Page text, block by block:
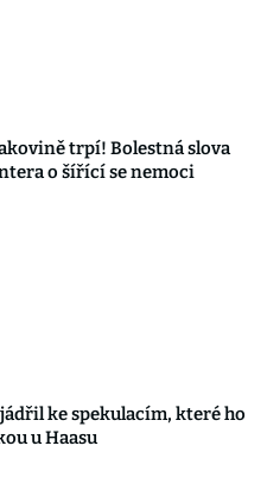
trpí! Bolestná slova
o šířící se nemoci
ke spekulacím, které ho
u Haasu